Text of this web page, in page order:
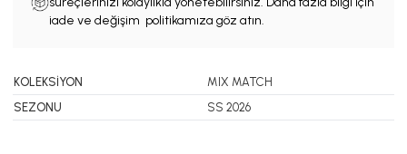
iade ve değişim politikamıza göz atın.
KOLEKSİYON
MIX MATCH
SEZONU
SS 2026